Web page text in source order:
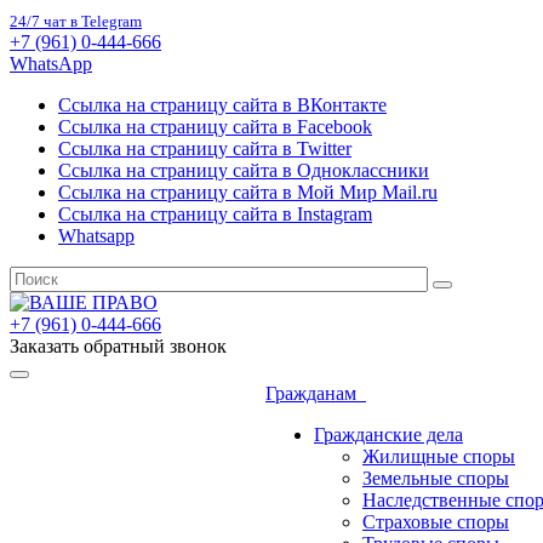
24/7 чат в Telegram
+7 (961) 0-444-666
WhatsApp
Ссылка на страницу сайта в ВКонтакте
Ссылка на страницу сайта в Facebook
Ссылка на страницу сайта в Twitter
Ссылка на страницу сайта в Одноклассники
Ссылка на страницу сайта в Мой Мир Mail.ru
Ссылка на страницу сайта в Instagram
Whatsapp
+7 (961) 0-444-666
Заказать обратный звонок
Гражданам
Гражданские дела
Жилищные споры
Земельные споры
Наследственные
Страховые споры